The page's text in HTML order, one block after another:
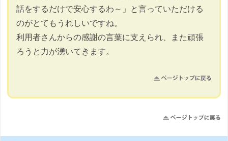
話をするだけで安心するわ～」と言っていただける
のがとてもうれしいですね。
利用者さんからの感謝の言葉に支えられ、また頑張
ろうと力が湧いてきます。